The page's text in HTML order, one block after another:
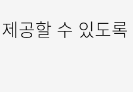
공할 수 있도